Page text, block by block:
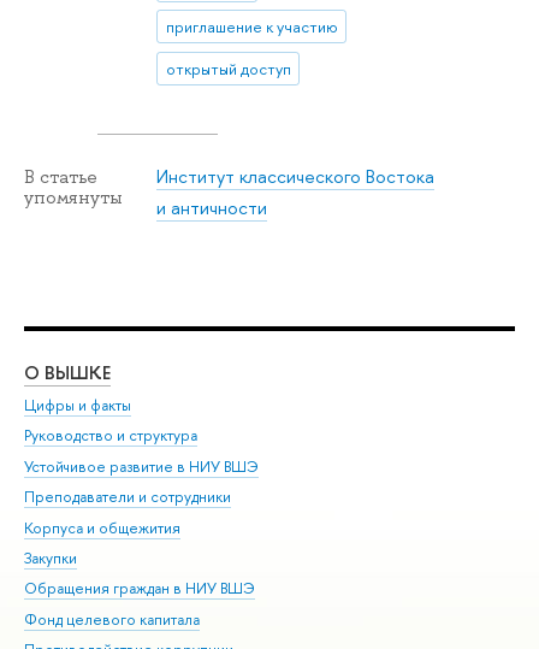
приглашение к участию
открытый доступ
В статье
упомянуты
Институт классического Востока
и античности
О ВЫШКЕ
Цифры и факты
Руководство и структура
Устойчивое развитие в НИУ ВШЭ
Преподаватели и сотрудники
Корпуса и общежития
Закупки
Обращения граждан в НИУ ВШЭ
Фонд целевого капитала